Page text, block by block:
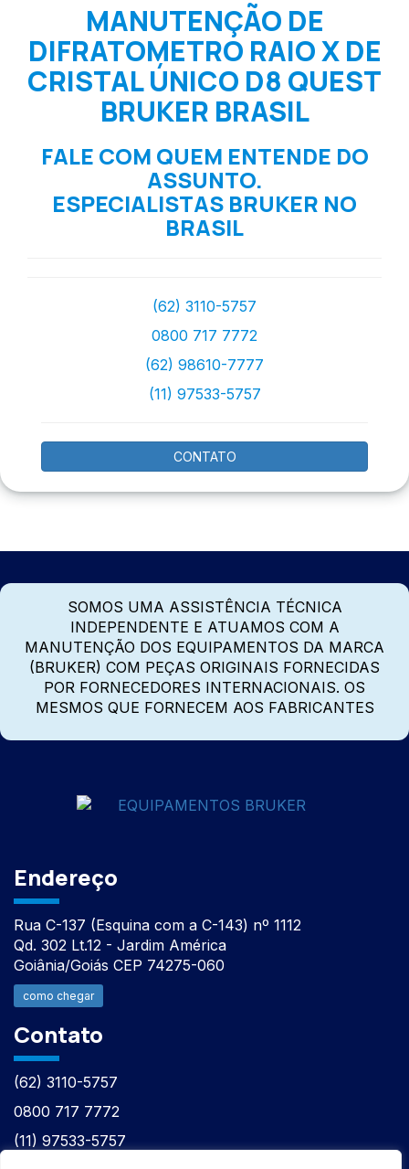
MANUTENÇÃO DE
DIFRATOMETRO RAIO X DE
CRISTAL ÚNICO D8 QUEST
BRUKER BRASIL
FALE COM QUEM ENTENDE DO
ASSUNTO.
ESPECIALISTAS BRUKER NO
BRASIL
(62) 3110-5757
0800 717 7772
(62) 98610-7777
(11) 97533-5757
CONTATO
SOMOS UMA ASSISTÊNCIA TÉCNICA
INDEPENDENTE E ATUAMOS COM A
MANUTENÇÃO DOS EQUIPAMENTOS DA MARCA
(BRUKER) COM PEÇAS ORIGINAIS FORNECIDAS
POR FORNECEDORES INTERNACIONAIS. OS
MESMOS QUE FORNECEM AOS FABRICANTES
Endereço
Rua C-137 (Esquina com a C-143) nº 1112
Qd. 302 Lt.12 - Jardim América
Goiânia/Goiás CEP 74275-060
como chegar
Contato
(62) 3110-5757
0800 717 7772
(11) 97533-5757